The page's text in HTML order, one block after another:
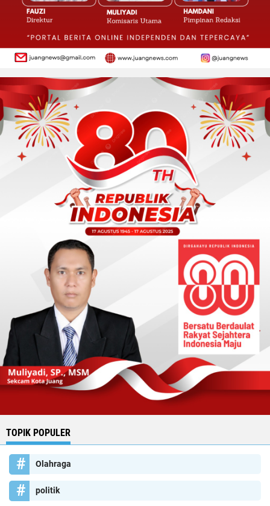
TOPIK POPULER
Olahraga
politik